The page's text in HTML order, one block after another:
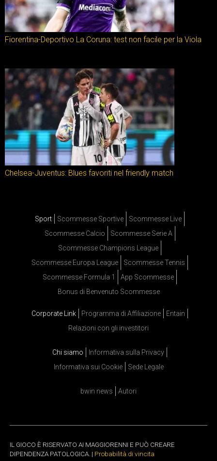
Fiorentina-Deportivo La Coruna: test non facile per la Viola
Chelsea-Juventus: Blues favoriti nel friendly match
Sport Scommesse Sportive
Scommesse Live
Scommesse Calcio
Scommesse Serie A
Scommesse Champions League
Scommesse Europa League
Scommesse Tennis
Scommesse Formula 1
App Scommesse
Bonus di Benvenuto Scommesse
Corporate Link Programma di Affiliazione
Entain
Relazioni con gli investitori
Chi siamo
Informativa sulla Privacy
Informativa sui Cookie
Sede Legale
bwin news Autori
IL GIOCO È RISERVATO AI MAGGIORENNI E PUÒ CREARE
DIPENDENZA PATOLOGICA. | Probabilità di vincita